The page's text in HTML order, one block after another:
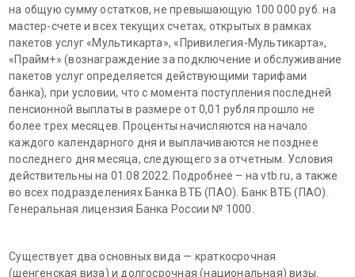
на общую сумму остатков, не превышающую 100 000 руб. на
мастер-счете и всех текущих счетах, открытых в рамках
пакетов услуг «Мультикарта», «Привилегия-Мультикарта»,
«Прайм+» (вознаграждение за подключение и обслуживание
пакетов услуг определяется действующими тарифами
банка), при условии, что с момента поступления последней
пенсионной выплаты в размере от 0,01 рубля прошло не
более трех месяцев. Проценты начисляются на начало
каждого календарного дня и выплачиваются не позднее
последнего дня месяца, следующего за отчетным. Условия
действительны на 01.08.2022. Подробнее – на vtb.ru, а также
во всех подразделениях Банка ВТБ (ПАО). Банк ВТБ (ПАО).
Генеральная лицензия Банка России № 1000.
Существует два основных вида — краткосрочная
(шенгенская виза) и долгосрочная (национальная) визы.